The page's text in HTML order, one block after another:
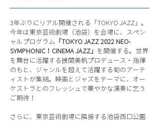
3年ぶりにリアル開催される「TOKYO JAZZ」。
今年は東京芸術劇場（池袋）を会場に、スペシ
ャルプログラム
「TOKYO JAZZ 2022 NEO-
SYMPHONIC！CINEMA JAZZ」 を開催する。世界
を舞台に活躍する挾間美帆プロデュース・指揮
のもと、ジャンルを超えて活躍する旬のアーテ
ィストが集結。映画とジャズをテーマに、オー
ケストラとのフレッシュで華やかな演奏に乞う
ご期待！
さらに、東京芸術劇場に隣接する池袋西口公園